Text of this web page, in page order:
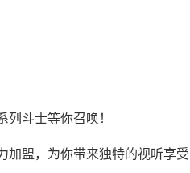
斗士等你召唤！
盟，为你带来独特的视听享受